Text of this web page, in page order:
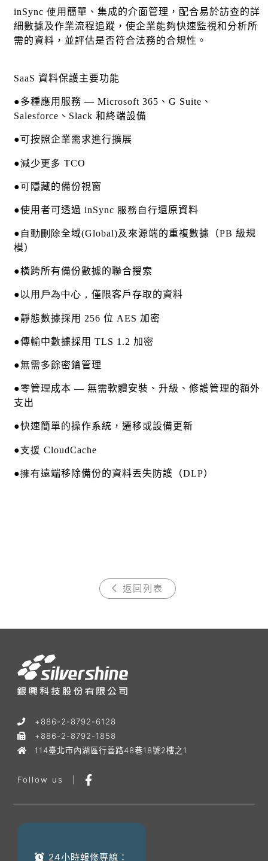
inSync 使用 簡單、集成的介面管理，配合易於訪查的詳
細數據及作業流程追蹤，使企業能夠快速監視和分析所
需的資料，並評估是否符合法務的合規性。
SaaS 資料保護主要功能
●多種應用服務 — Microsoft 365 、 G Suite 、
Salesforce 、 Slack 和終端設備
●可按照企業需求進行擴展
●減少更多 TCO
●可隱藏的備份視窗
●使用者可透過 inSync 服務自行還原資料
●自動刪除全域(Global)及 來源端的重複數據（PB 級規
模）
●橫跨所有備份數據的聯合搜索
●以用戶為中心， 僅限客戶存取的資料
●靜態數據採用 256 位 AES 加密
●傳輸中數據採用 TLS 1.2 加密
●無需多餘密鑰管理
●零管理成本 — 無需軟體安裝、升級、修護管理的額外
支出
●快速簡單的操作系統，遷移或設備更新
●支援 CloudCache
●擁有遠端移除備份的資料丟失防護（DLP）
返回列表
+886-2-8792-6128
+886-2-8792-1858
114臺北市內湖區行善路48巷18號2樓之1
Follow us
24小時報修專線：